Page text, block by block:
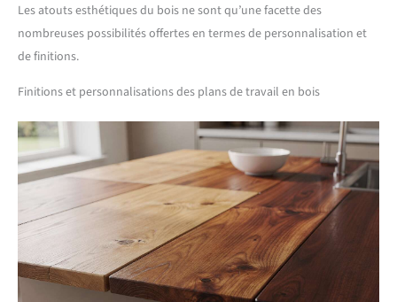
Les atouts esthétiques du bois ne sont qu’une facette des
nombreuses possibilités offertes en termes de personnalisation et
de finitions.
Finitions et personnalisations des plans de travail en bois